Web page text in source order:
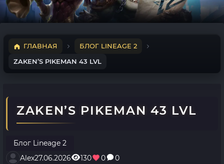
ГЛАВНАЯ
БЛОГ LINEAGE 2
ZAKEN’S PIKEMAN 43 LVL
ZAKEN’S PIKEMAN 43 LVL
Блог Lineage 2
Alex27.06.2026 130 0 0